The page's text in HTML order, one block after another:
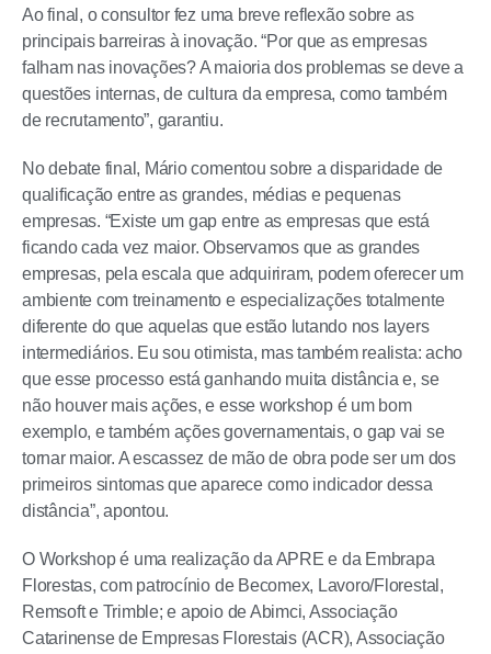
Ao final, o consultor fez uma breve reflexão sobre as
principais barreiras à inovação. “Por que as empresas
falham nas inovações? A maioria dos problemas se deve a
questões internas, de cultura da empresa, como também
de recrutamento”, garantiu.
No debate final, Mário comentou sobre a disparidade de
qualificação entre as grandes, médias e pequenas
empresas. “Existe um gap entre as empresas que está
ficando cada vez maior. Observamos que as grandes
empresas, pela escala que adquiriram, podem oferecer um
ambiente com treinamento e especializações totalmente
diferente do que aquelas que estão lutando nos layers
intermediários. Eu sou otimista, mas também realista: acho
que esse processo está ganhando muita distância e, se
não houver mais ações, e esse workshop é um bom
exemplo, e também ações governamentais, o gap vai se
tornar maior. A escassez de mão de obra pode ser um dos
primeiros sintomas que aparece como indicador dessa
distância”, apontou.
O Workshop é uma realização da APRE e da Embrapa
Florestas, com patrocínio de Becomex, Lavoro/Florestal,
Remsoft e Trimble; e apoio de Abimci, Associação
Catarinense de Empresas Florestais (ACR), Associação